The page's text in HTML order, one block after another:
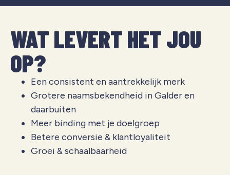
WAT LEVERT HET JOU
OP?
Een consistent en aantrekkelijk merk
Grotere naamsbekendheid in Galder en
daarbuiten
Meer binding met je doelgroep
Betere conversie & klantloyaliteit
Groei & schaalbaarheid